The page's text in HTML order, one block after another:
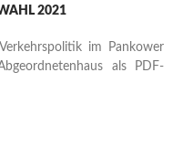
2021
im Pankower
als PDF-